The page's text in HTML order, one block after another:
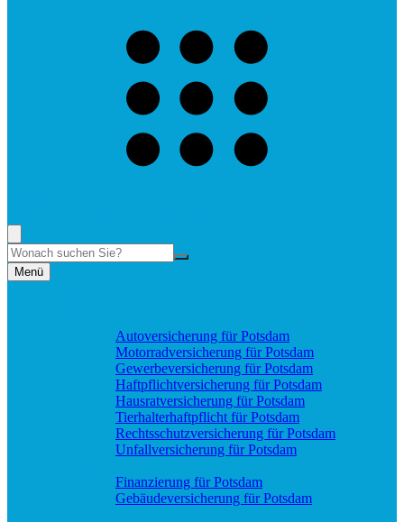
Suche
Menü
Autoversicherung für Potsdam
Motorradversicherung für Potsdam
Gewerbeversicherung für Potsdam
Haftpflichtversicherung für Potsdam
Hausratversicherung für Potsdam
Tierhalterhaftpflicht für Potsdam
Rechtsschutzversicherung für Potsdam
Unfallversicherung für Potsdam
Finanzierung für Potsdam
Gebäudeversicherung für Potsdam